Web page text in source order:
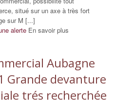
situé sur un axe à très fort
sur M [...]
alerte En savoir plus
Aubagne
Grande devanture
trés recherchée